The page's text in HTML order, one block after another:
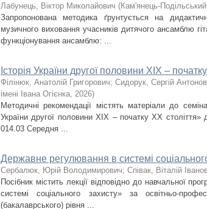
Лабунець, Віктор Миколайович (Кам'янець-Подільський
Запропонована методика ґрунтується на
музичного виховання учасників дитячого ансамблю
функціонування ансамблю: ...
Історія України другої половини XIX –
Філінюк, Анатолій Григорович; Сидорук, Сергій
імені Івана Огієнка, 2026)
Методичні рекомендації містять матеріали до
України другої половини ХІХ – початку ХХ століття»
014.03 Середня ...
Державне регулювання в системі
Сербалюк, Юрій Володимирович; Співак, Віталій
Посібник містить лекції відповідно до навчальної
системі соціального захисту» за освітньо-
(бакалаврського) рівня ...